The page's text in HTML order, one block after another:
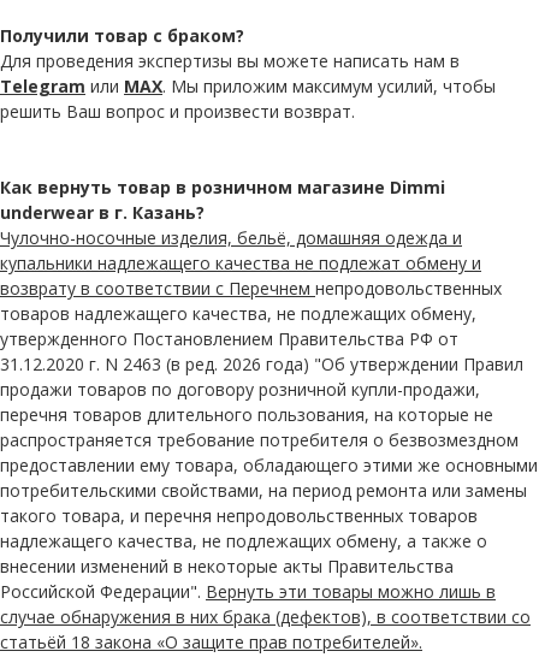
Получили товар с браком?
Для проведения экспертизы вы можете написать нам в
Telegram или MAX. Мы приложим максимум усилий, чтобы
решить Ваш вопрос и произвести возврат.
Как вернуть товар в розничном магазине Dimmi
underwear в г. Казань?
Чулочно-носочные изделия, бельё, домашняя одежда и
купальники надлежащего качества не подлежат обмену и
возврату в соответствии с Перечнем непродовольственных
товаров надлежащего качества, не подлежащих обмену,
утвержденного Постановлением Правительства РФ от
31.12.2020 г. N 2463 (в ред. 2026 года) "Об утверждении Правил
продажи товаров по договору розничной купли-продажи,
перечня товаров длительного пользования, на которые не
распространяется требование потребителя о безвозмездном
предоставлении ему товара, обладающего этими же основными
потребительскими свойствами, на период ремонта или замены
такого товара, и перечня непродовольственных товаров
надлежащего качества, не подлежащих обмену, а также о
внесении изменений в некоторые акты Правительства
Российской Федерации". Вернуть эти товары можно лишь в
случае обнаружения в них брака (дефектов), в соответствии со
статьёй 18 закона «О защите прав потребителей».